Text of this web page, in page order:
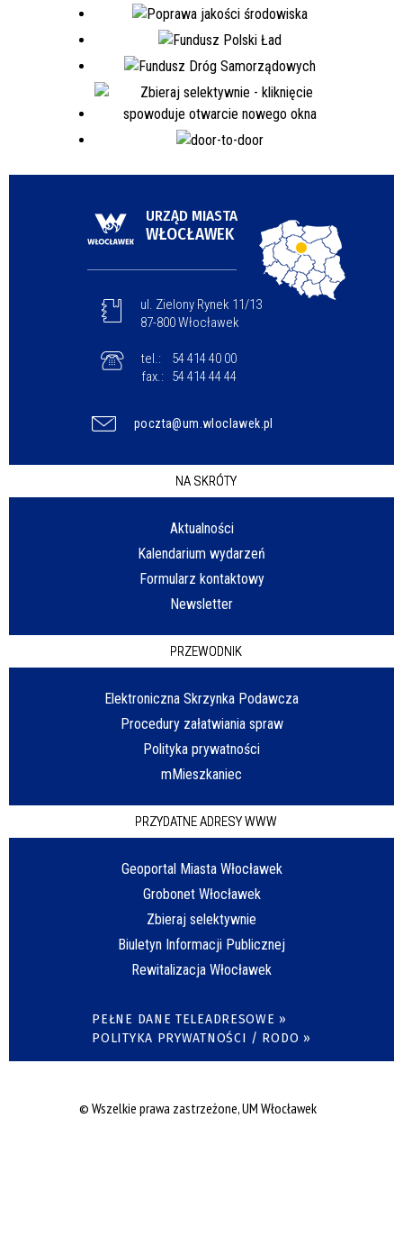
URZĄD MIASTA
WŁOCŁAWEK
ul. Zielony Rynek 11/13
87-800 Włocławek
tel.:
54 414 40 00
fax.:
54 414 44 44
poczta@um.wloclawek.pl
NA SKRÓTY
Aktualności
Kalendarium wydarzeń
Formularz kontaktowy
Newsletter
PRZEWODNIK
Elektroniczna Skrzynka Podawcza
Procedury załatwiania spraw
Polityka prywatności
mMieszkaniec
PRZYDATNE ADRESY WWW
Geoportal Miasta Włocławek
Grobonet Włocławek
Zbieraj selektywnie
Biuletyn Informacji Publicznej
Rewitalizacja Włocławek
PEŁNE DANE TELEADRESOWE »
POLITYKA PRYWATNOŚCI / RODO »
© Wszelkie prawa zastrzeżone, UM Włocławek